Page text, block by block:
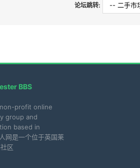
论坛跳转:
BBS
profit online
group and
based in
网是一个位于英国莱
区